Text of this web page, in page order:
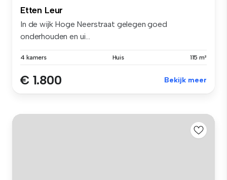
Etten Leur
In de wijk Hoge Neerstraat gelegen goed
onderhouden en ui...
4 kamers Huis 115 m²
€ 1.800 Bekijk meer